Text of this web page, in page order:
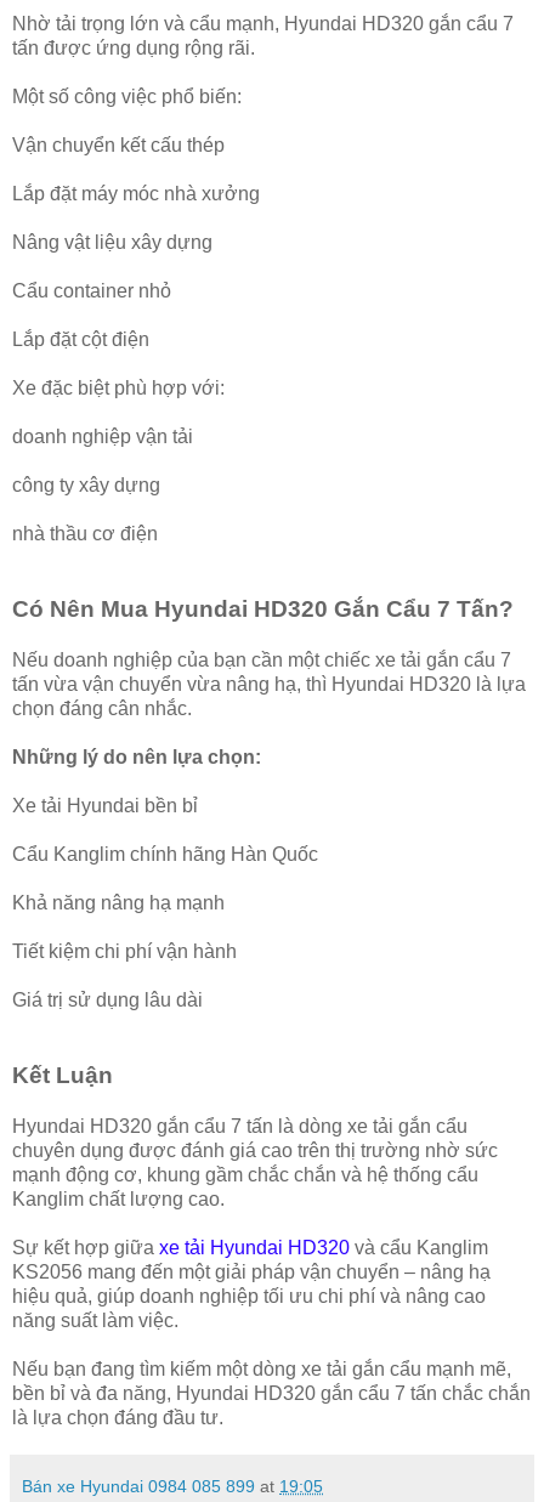
Nhờ tải trọng lớn và cẩu mạnh, Hyundai HD320 gắn cẩu 7
tấn được ứng dụng rộng rãi.
Một số công việc phổ biến:
Vận chuyển kết cấu thép
Lắp đặt máy móc nhà xưởng
Nâng vật liệu xây dựng
Cẩu container nhỏ
Lắp đặt cột điện
Xe đặc biệt phù hợp với:
doanh nghiệp vận tải
công ty xây dựng
nhà thầu cơ điện
Có Nên Mua Hyundai HD320 Gắn Cẩu 7 Tấn?
Nếu doanh nghiệp của bạn cần một chiếc xe tải gắn cẩu 7
tấn vừa vận chuyển vừa nâng hạ, thì Hyundai HD320 là lựa
chọn đáng cân nhắc.
Những lý do nên lựa chọn:
Xe tải Hyundai bền bỉ
Cẩu Kanglim chính hãng Hàn Quốc
Khả năng nâng hạ mạnh
Tiết kiệm chi phí vận hành
Giá trị sử dụng lâu dài
Kết Luận
Hyundai HD320 gắn cẩu 7 tấn là dòng xe tải gắn cẩu
chuyên dụng được đánh giá cao trên thị trường nhờ sức
mạnh động cơ, khung gầm chắc chắn và hệ thống cẩu
Kanglim chất lượng cao.
Sự kết hợp giữa xe tải Hyundai HD320 và cẩu Kanglim
KS2056 mang đến một giải pháp vận chuyển – nâng hạ
hiệu quả, giúp doanh nghiệp tối ưu chi phí và nâng cao
năng suất làm việc.
Nếu bạn đang tìm kiếm một dòng xe tải gắn cẩu mạnh mẽ,
bền bỉ và đa năng, Hyundai HD320 gắn cẩu 7 tấn chắc chắn
là lựa chọn đáng đầu tư.
Bán xe Hyundai 0984 085 899 at 19:05